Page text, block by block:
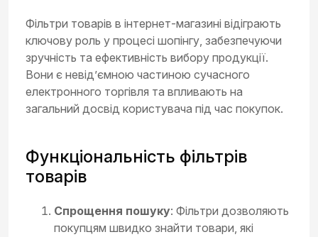
Фільтри товарів в інтернет-магазині відіграють
ключову роль у процесі шопінгу, забезпечуючи
зручність та ефективність вибору продукції.
Вони є невід’ємною частиною сучасного
електронного торгівля та впливають на
загальний досвід користувача під час покупок.
Функціональність фільтрів
товарів
Спрощення пошуку: Фільтри дозволяють
покупцям швидко знайти товари, які